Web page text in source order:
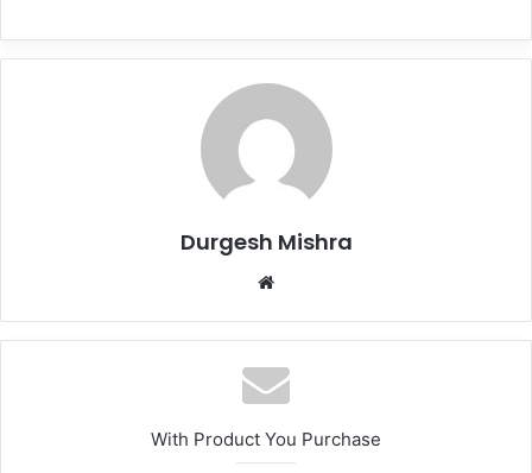
Durgesh Mishra
Website
With Product You Purchase